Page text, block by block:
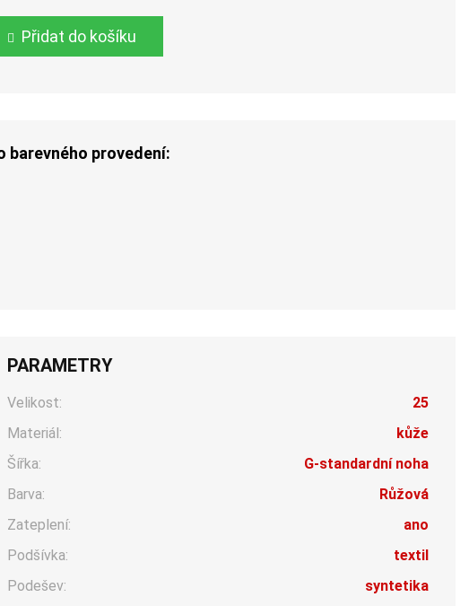
Přidat do košíku
barevného provedení:
PARAMETRY
Velikost:
25
Materiál:
kůže
Šířka:
G-standardní noha
Barva:
Růžová
Zateplení:
ano
Podšívka:
textil
Podešev:
syntetika